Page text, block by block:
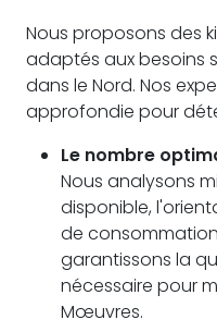
Nous proposons des
adaptés aux besoins
dans le Nord. Nos
approfondie pour
Le nombre
Nous analysons
disponible,
de
garantissons la
nécessaire pour
Mœuvres.